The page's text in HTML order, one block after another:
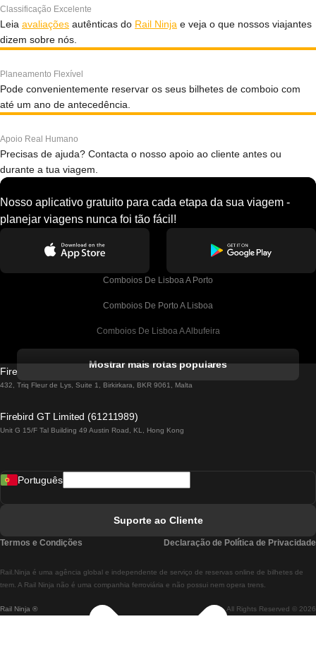
Classificação Excelente
Leia avaliações autênticas do Rail Ninja e veja o que nossos viajantes
dizem sobre nós.
Planeamento Flexível
Pode convenientemente reservar os seus bilhetes de comboio com
até um ano de antecedência.
Apoio Real Humano
Precisas de ajuda? Contacta o nosso apoio ao cliente antes ou
durante a tua viagem.
Nosso aplicativo gratuito para cada etapa da sua viagem -
planejar viagens nunca foi tão fácil!
Comboios De Lisboa A Porto
Comboios De Porto A Lisboa
Comboios De Lisboa A Albufeira
Comboios De Lisboa A Lagos
Comboios De Lisboa A Madrid
Comboios De Lisboa A Braga
Comboios De Braga A Lisboa
Mostrar mais rotas populares
Firebird GT Limited (OC 1451)
432, Triq Fleur de Lys, Suite 1, Birkirkara, BKR 9061, Malta
Firebird GT Limited (61211989)
Unit G 15/F Tal Building 49 Austin Road, KL, Hong Kong
Rail Ninja ® All Rights Reserved © 2026
Rail.Ninja é uma agência global e independente de serviço de reservas online de bilhetes de
trem. A Rail Ninja não é uma companhia ferroviária e não possui nem opera trens.
Português
Suporte ao Cliente
Termos e Condições Declaração de Política de Privacidade